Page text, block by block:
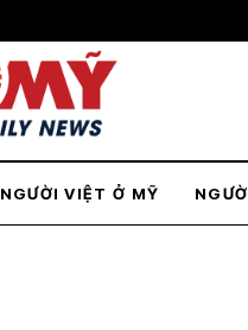
NGƯỜI VIỆT Ở MỸ